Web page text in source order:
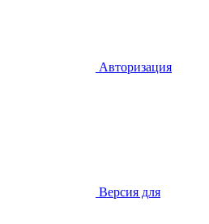
Авторизация
Версия для